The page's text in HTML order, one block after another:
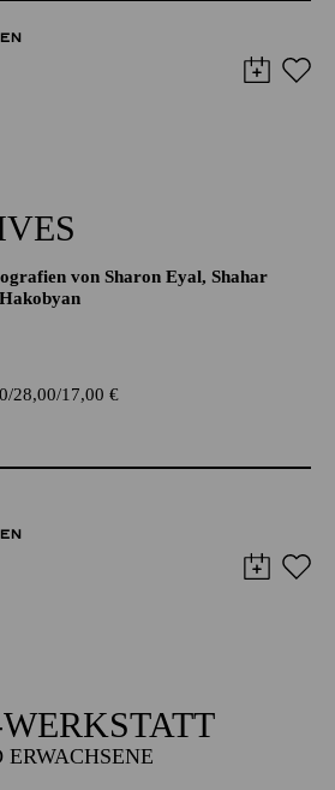
von Sharon Eyal, Shahar
28,00 17,00 €